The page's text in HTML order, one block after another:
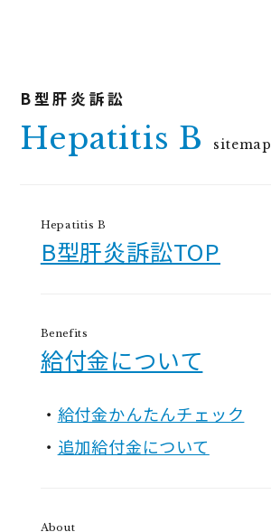
Hepatitis B sitemap
Hepatitis B
B型肝炎訴訟TOP
Benefits
給付金について
給付金かんたんチェック
追加給付金について
About